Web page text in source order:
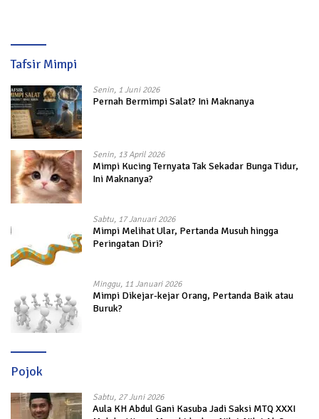
Tafsir Mimpi
Senin, 1 Juni 2026
Pernah Bermimpi Salat? Ini Maknanya
Senin, 13 April 2026
Mimpi Kucing Ternyata Tak Sekadar Bunga Tidur,
Ini Maknanya?
Sabtu, 17 Januari 2026
Mimpi Melihat Ular, Pertanda Musuh hingga
Peringatan Diri?
Minggu, 11 Januari 2026
Mimpi Dikejar-kejar Orang, Pertanda Baik atau
Buruk?
Pojok
Sabtu, 27 Juni 2026
Aula KH Abdul Gani Kasuba Jadi Saksi MTQ XXXI